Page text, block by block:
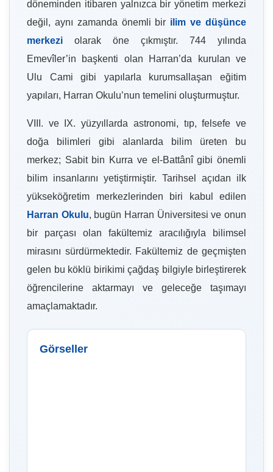
döneminden itibaren yalnızca bir yönetim merkezi
değil, aynı zamanda önemli bir ilim ve düşünce
merkezi olarak öne çıkmıştır. 744 yılında
Emevîler’in başkenti olan Harran’da kurulan ve
Ulu Cami gibi yapılarla kurumsallaşan eğitim
yapıları, Harran Okulu’nun temelini oluşturmuştur.
VIII. ve IX. yüzyıllarda astronomi, tıp, felsefe ve
doğa bilimleri gibi alanlarda bilim üreten bu
merkez; Sabit bin Kurra ve el-Battânî gibi önemli
bilim insanlarını yetiştirmiştir. Tarihsel açıdan ilk
yükseköğretim merkezlerinden biri kabul edilen
Harran Okulu, bugün Harran Üniversitesi ve onun
bir parçası olan fakültemiz aracılığıyla bilimsel
mirasını sürdürmektedir. Fakültemiz de geçmişten
gelen bu köklü birikimi çağdaş bilgiyle birleştirerek
öğrencilerine aktarmayı ve geleceğe taşımayı
amaçlamaktadır.
Görseller